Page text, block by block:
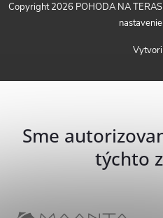
Copyright 2026 POHODA NA
Sme
týchto